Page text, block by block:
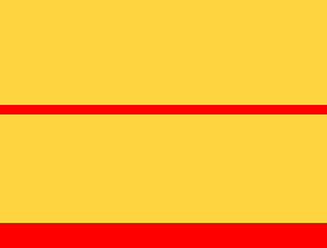
томатный быстрого